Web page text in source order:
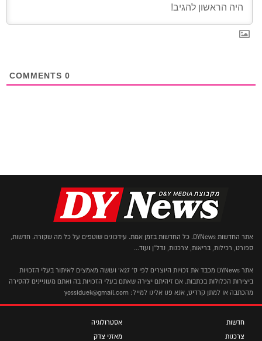
0
אתר החדשות DYNews. כל החדשות בזמן אמת. עידכונים שוטפים על כל מה שקורה. חדשות,
ספורט, רכילות, בריאות, צרכנות, נדל"ן ועוד...
אתר DYNews מכבד את זכויות היוצרים לפי ס' 27א' ועושה מאמצים לאיתור בעלי הזכויות
ביצירות הכלולות בכתבות. אם זיהיתם יצירה שאתם בעלי הזכויות בה ואתם מעוניינים להסירה
מהכתבה או למתן קרדיט, אנא פנו אלינו למייל: yossiduek@gmail.com
חדשות
צרכנות
אסטרולוגיה
מאזני צדק